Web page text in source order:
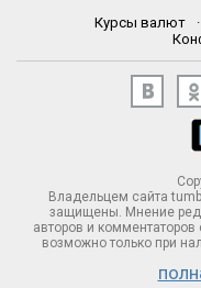
Курсы валют ·
Владельцем сайта
защищены. Мнение
авторов и
возможно только при